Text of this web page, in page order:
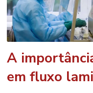
A
em fluxo